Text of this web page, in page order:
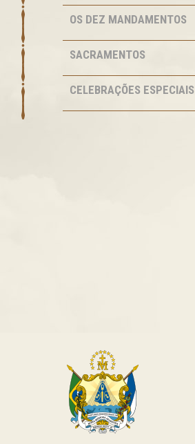
OS DEZ MANDAMENTOS
SACRAMENTOS
CELEBRAÇÕES ESPECIAIS